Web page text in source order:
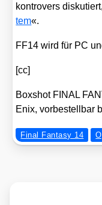
kon­tro­vers
tem«.
FF14 wird für PC
[cc]
Box­shot FINAL
Enix, vor­be­stell­bar
Final Fantasy 14